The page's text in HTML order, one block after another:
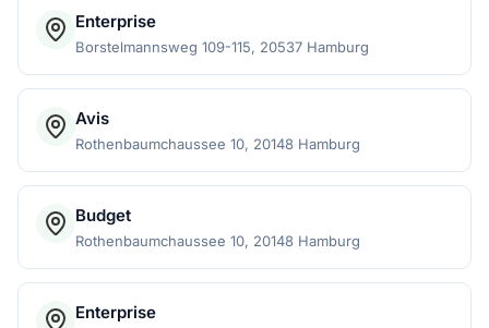
Enterprise
Borstelmannsweg 109-115, 20537 Hamburg
Avis
Rothenbaumchaussee 10, 20148 Hamburg
Budget
Rothenbaumchaussee 10, 20148 Hamburg
Enterprise